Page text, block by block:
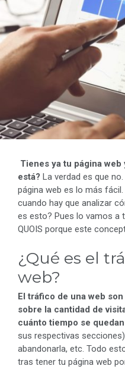
Tienes ya tu página
está? La verdad es que
página web es lo más
cuando hay que analizar
es esto? Pues lo vamos a
QUOIS porque este
¿Qué es el
web?
Eltráfico de una web
sobre la cantidad de
cuánto tiempo se
sus respectivas
abandonarla, etc. Todo
tras tener tu página web